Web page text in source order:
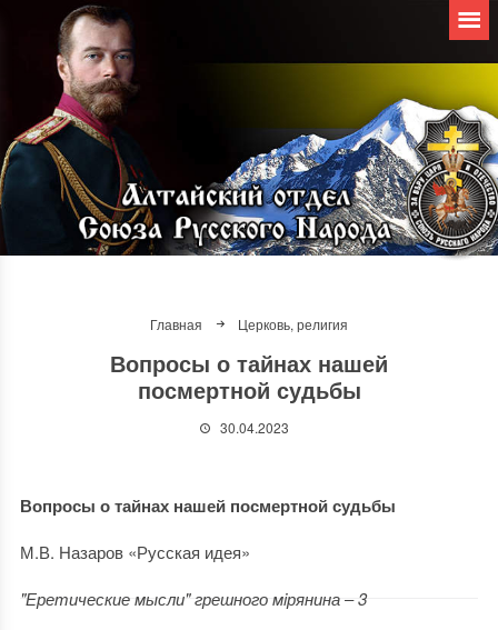
Главная Церковь, религия
Вопросы о тайнах нашей
посмертной судьбы
30.04.2023
Вопросы о тайнах нашей посмертной судьбы
М.В. Назаров «Русская идея»
"Еретические мысли" грешного мiрянина ‒ 3